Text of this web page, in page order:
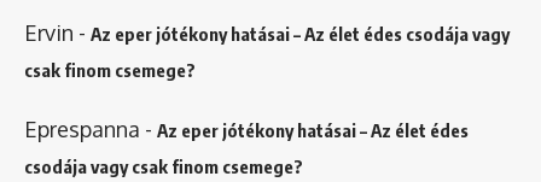
Ervin - Az eper jótékony hatásai – Az élet édes csodája vagy
csak finom csemege?
Eprespanna - Az eper jótékony hatásai – Az élet édes
csodája vagy csak finom csemege?